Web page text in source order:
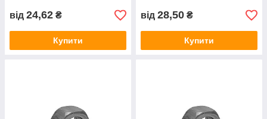
від 24,62 ₴
Купити
від 28,50 ₴
Купити